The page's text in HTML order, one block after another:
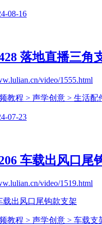
08-16
落地直播三角
video/1555.html
教程 > 声学创意 > 生活配
07-23
车载出风口尾
video/1519.html
载出风口尾钩款支架
教程 > 声学创意 > 车载支